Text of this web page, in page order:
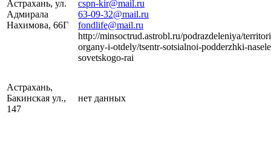
Астрахань, ул.
Адмирала
Нахимова, 66Г
cspn-kir@mail.ru
63-09-32@mail.ru
fondlife@mail.ru
http://minsoctrud.astrobl.ru/podrazdeleniya/
organy-i-otdely/tsentr-sotsialnoi-podderzhki-
sovetskogo-rai
Астрахань,
Бакинская ул.,
147
нет данных